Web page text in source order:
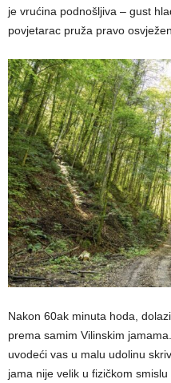
je vrućina podnošljiva – gust
povjetarac pruža pravo
Nakon 60ak minuta hoda,
prema samim Vilinskim
uvodeći vas u malu udolinu
jama nije velik u fizičkom